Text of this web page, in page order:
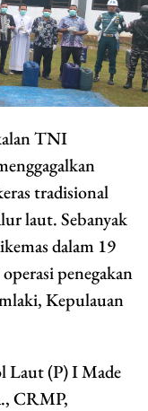
TNI
tradisional
laut. Sebanyak
dalam 19
penegakan
Kepulauan
Laut (P) I Made
CRMP,